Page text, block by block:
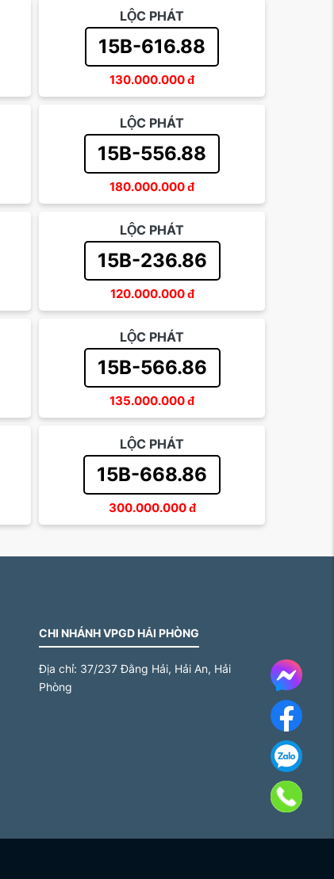
LỘC PHÁT
15B-616.88
130.000.000đ
LỘC PHÁT
15B-556.88
180.000.000đ
LỘC PHÁT
15B-236.86
120.000.000đ
LỘC PHÁT
15B-566.86
135.000.000đ
LỘC PHÁT
15B-668.86
300.000.000đ
CHI NHÁNH VPGD HẢI PHÒNG
Địa chỉ: 37/237 Đằng Hải, Hải An, Hải
Phòng